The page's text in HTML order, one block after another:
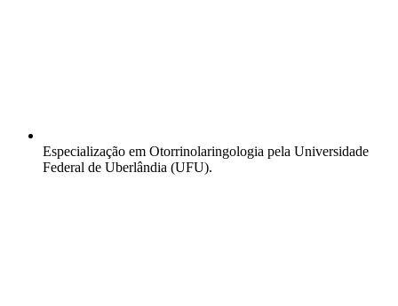
Especialização em Otorrinolaringologia pela Universidade
Federal de Uberlândia (UFU).